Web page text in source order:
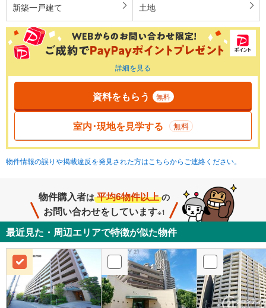
新築一戸建て 土地
詳細を見る
資料をもらう 無料
室内･現地を見学する 無料
物件情報の誤りや掲載違反を発見された方はこちらからご連絡ください。
物件購入者は 平均6物件以上 の
お問い合わせをしています※1
最近見た・周辺エリアで特徴が似た物件